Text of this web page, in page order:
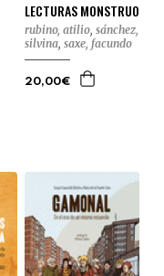
LECTURAS MONSTRUO
rubino, atilio, sánchez,
silvina, saxe, facundo
20,00€